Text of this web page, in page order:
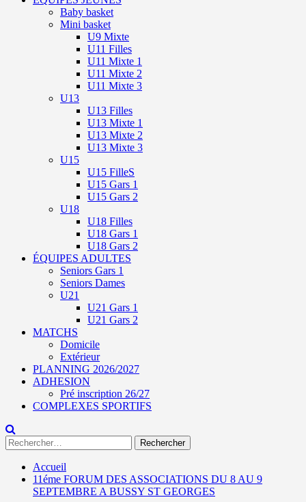
Baby basket
Mini basket
U9 Mixte
U11 Filles
U11 Mixte 1
U11 Mixte 2
U11 Mixte 3
U13
U13 Filles
U13 Mixte 1
U13 Mixte 2
U13 Mixte 3
U15
U15 FilleS
U15 Gars 1
U15 Gars 2
U18
U18 Filles
U18 Gars 1
U18 Gars 2
ÉQUIPES ADULTES
Seniors Gars 1
Seniors Dames
U21
U21 Gars 1
U21 Gars 2
MATCHS
Domicile
Extérieur
PLANNING 2026/2027
ADHESION
Pré inscription 26/27
COMPLEXES SPORTIFS
Rechercher :
Accueil
11éme FORUM DES ASSOCIATIONS DU 8 AU 9
SEPTEMBRE A BUSSY ST GEORGES